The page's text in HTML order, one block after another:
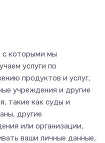
с которыми мы
услуги по
продуктов и услуг,
учреждения и другие
такие как суды и
другие
или организации,
ваши личные данные,